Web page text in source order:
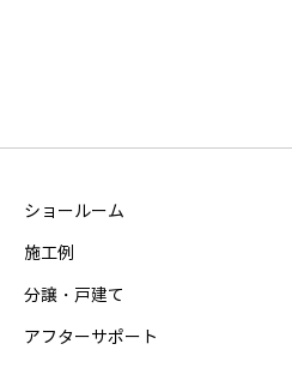
ショールーム
施工例
分譲・戸建て
アフターサポート